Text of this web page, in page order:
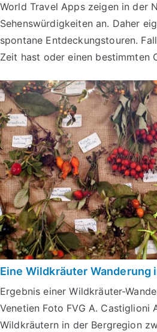
World Travel Apps zeigen in der
Sehenswürdigkeiten an. Daher
spontane Entdeckungstouren.
Zeit hast oder einen bestimmten
Eine Wildkräuter Wanderung
Ergebnis einer Wildkräuter-
Venetien Foto FVG A. Castiglioni
Wildkräutern in der Bergregion